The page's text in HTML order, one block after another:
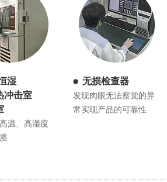
湿
冲击室
温、高湿度
无损检查器
发现肉眼无法察觉的异
常实现产品的可靠性